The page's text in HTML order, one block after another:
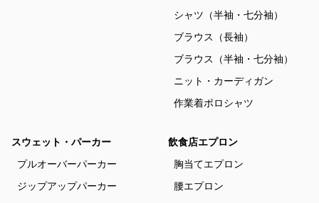
シャツ（半袖・七分袖）
ブラウス（長袖）
ブラウス（半袖・七分袖）
ニット・カーディガン
作業着ポロシャツ
スウェット・パーカー
プルオーバーパーカー
ジップアップパーカー
飲食店エプロン
胸当てエプロン
腰エプロン